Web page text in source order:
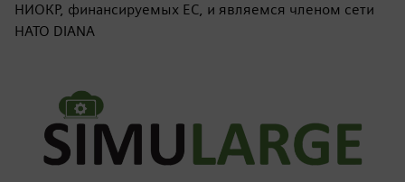
НИОКР, финансируемых ЕС, и являемся членом сети
НАТО DIANA